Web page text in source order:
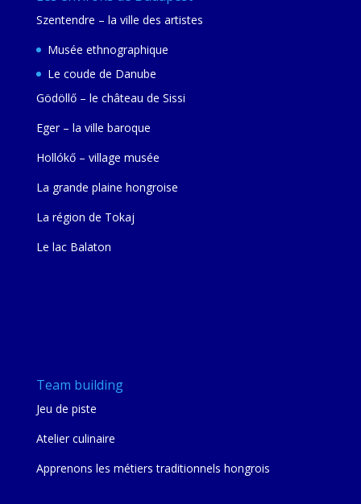
Szentendre – la ville des artistes
Musée ethnographique
Le coude de Danube
Gödöllő – le château de Sissi
Eger – la ville baroque
Hollókő – village musée
La grande plaine hongroise
La région de Tokaj
Le lac Balaton
Team building
Jeu de piste
Atelier culinaire
Apprenons les métiers traditionnels hongrois